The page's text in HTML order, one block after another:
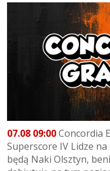
07.08 09:00Concordia
Superscore IV Lidze
będą Naki Olsztyn,